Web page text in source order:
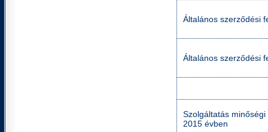
Általános szerződési
Általános szerződési
Szolgáltatás
2015 évben